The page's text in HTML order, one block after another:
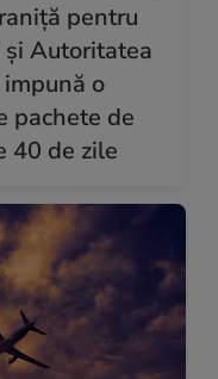
pentru
Autoritatea
o
pachete de
40 de zile